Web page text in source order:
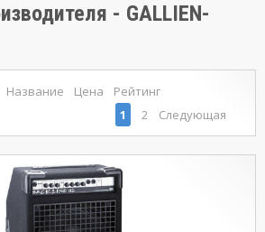
- GALLIEN-
Название Цена
Рейтинг
1
2 Следующая